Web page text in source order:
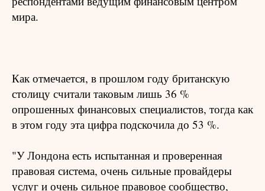
мира.
Как отмечается, в прошлом году британскую
столицу считали таковым лишь 36 %
опрошенных финансовых специалистов, тогда как
в этом году эта цифра подскочила до 53 %.
"У Лондона есть испытанная и проверенная
правовая система, очень сильные провайдеры
услуг и очень сильное правовое сообщество,